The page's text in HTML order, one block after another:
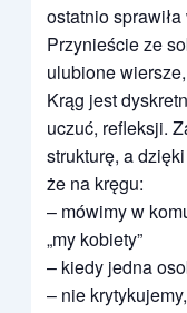
ostatnio
Przynieście ze
ulubione
Krąg jest
uczuć, refleksji.
strukturę, a
że na kręgu:
– mówimy w
„my kobiety”
– kiedy jedna
– nie